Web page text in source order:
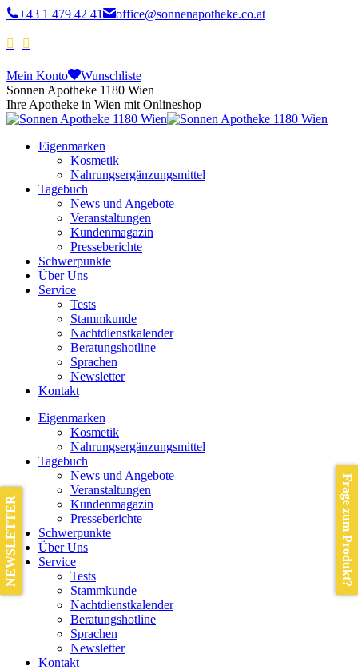
+43 1 479 42 41 office@sonnenapotheke.co.at
Mein Konto
Wunschliste
Sonnen Apotheke 1180 Wien
Ihre Apotheke in Wien mit Onlineshop
Eigenmarken
Kosmetik
Nahrungsergänzungsmittel
Tagebuch
News und Angebote
Veranstaltungen
Kundenmagazin
Presseberichte
Schwerpunkte
Über Uns
Service
Tests
Stammkunde
Nachtdienstkalender
Beratungshotline
Sprachen
Newsletter
Kontakt
Eigenmarken
Kosmetik
Nahrungsergänzungsmittel
Tagebuch
News und Angebote
Veranstaltungen
Kundenmagazin
Presseberichte
Schwerpunkte
Über Uns
Service
Tests
Stammkunde
Nachtdienstkalender
Beratungshotline
Sprachen
Newsletter
Kontakt
Frage zum Produkt?
NEWSLETTER